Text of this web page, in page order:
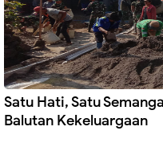
Satu Hati, Satu
Balutan Kekeluargaan